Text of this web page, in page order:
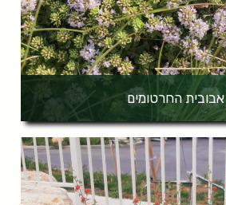
אבובית החרטומים